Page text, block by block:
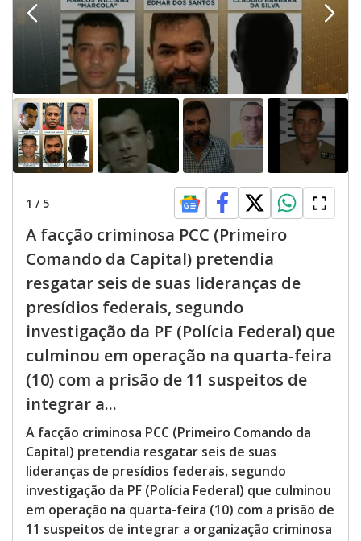
1 / 5
A facção criminosa PCC (Primeiro
Comando da Capital) pretendia
resgatar seis de suas lideranças de
presídios federais, segundo
investigação da PF (Polícia Federal) que
culminou em operação na quarta-feira
(10) com a prisão de 11 suspeitos de
integrar a...
A facção criminosa PCC (Primeiro Comando da
Capital) pretendia resgatar seis de suas
lideranças de presídios federais, segundo
investigação da PF (Polícia Federal) que culminou
em operação na quarta-feira (10) com a prisão de
11 suspeitos de integrar a organização criminosa